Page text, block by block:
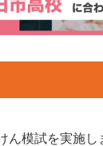
ん模試を実施